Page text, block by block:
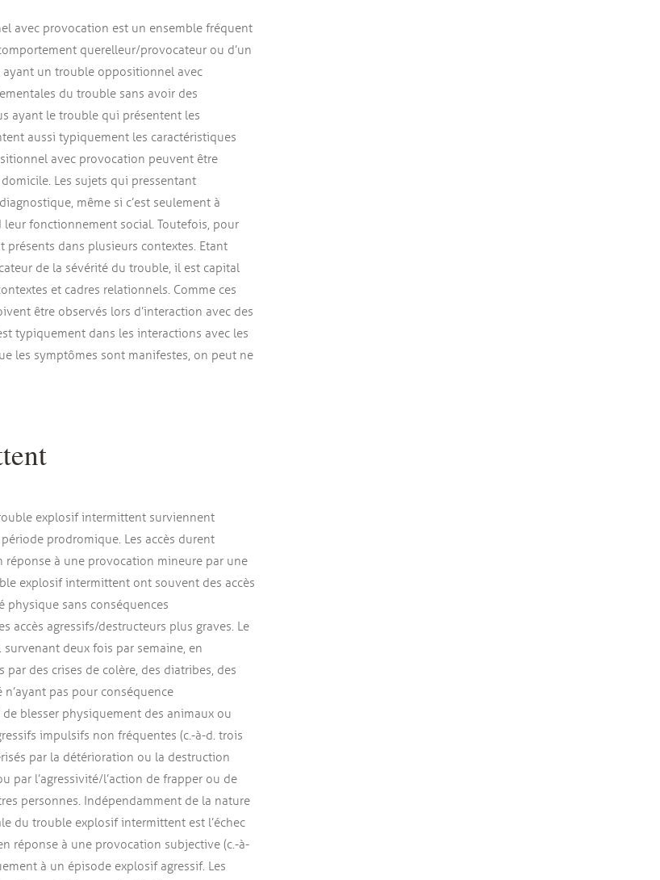
avec provocation est un ensemble fréquent
querelleur/provocateur ou d’un
ayant un trouble oppositionnel avec
du trouble sans avoir des
ayant le trouble qui présentent les
aussi typiquement les caractéristiques
avec provocation peuvent être
Les sujets qui pressentant
même si c’est seulement à
fonctionnement social. Toutefois, pour
présents dans plusieurs contextes. Etant
de la sévérité du trouble, il est capital
et cadres relationnels. Comme ces
être observés lors d’interaction avec des
typiquement dans les interactions avec les
les symptômes sont manifestes, on peut ne
explosif intermittent surviennent
prodromique. Les accès durent
à une provocation mineure par une
explosif intermittent ont souvent des accès
physique sans conséquences
accès agressifs/destructeurs plus graves. Le
deux fois par semaine, en
des crises de colère, des diatribes, des
pas pour conséquence
blesser physiquement des animaux ou
impulsifs non fréquentes (c.-à-d. trois
par la détérioration ou la destruction
par l’agressivité/l’action de frapper ou de
personnes. Indépendamment de la nature
du trouble explosif intermittent est l’échec
réponse à une provocation subjective (c.-à-
à un épisode explosif agressif. Les